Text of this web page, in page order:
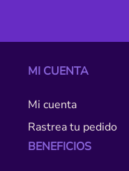
MI CUENTA
Mi cuenta
Rastrea tu pedido
BENEFICIOS